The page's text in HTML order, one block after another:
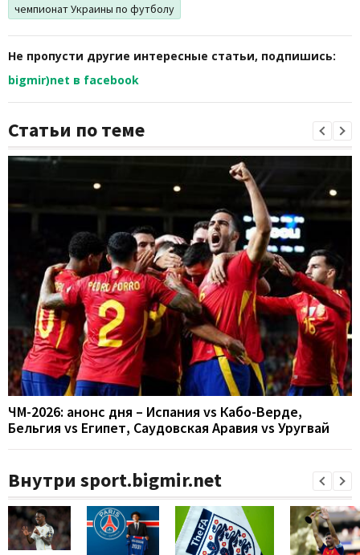
чемпионат Украины по футболу
Не пропусти другие интересные статьи, подпишись:
bigmir)net в facebook
Статьи по теме
ЧМ-2026: анонс дня – Испания vs Кабо-Верде,
Бельгия vs Египет, Саудовская Аравия vs Уругвай
Внутри sport.bigmir.net